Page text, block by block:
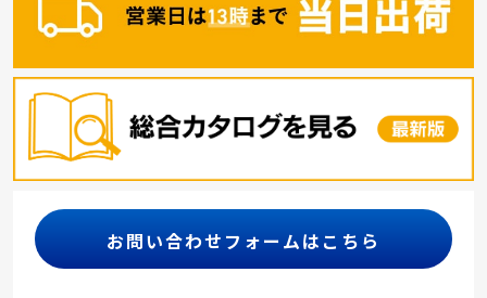
お問い合わせフォームはこちら